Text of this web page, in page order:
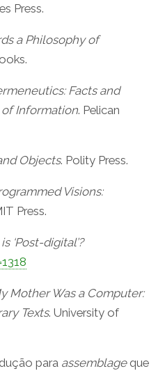
Press.
a Philosophy of
Facts and
Information. Pelican
Objects. Polity Press.
Visions:
Press.
‘Post-digital’?
Mother Was a Computer:
Texts. University of
para assemblageque